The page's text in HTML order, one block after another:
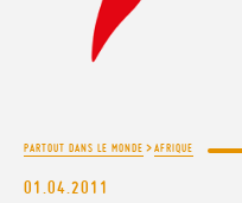
PARTOUT DANS LE MONDE >AFRIQUE
01.04.2011